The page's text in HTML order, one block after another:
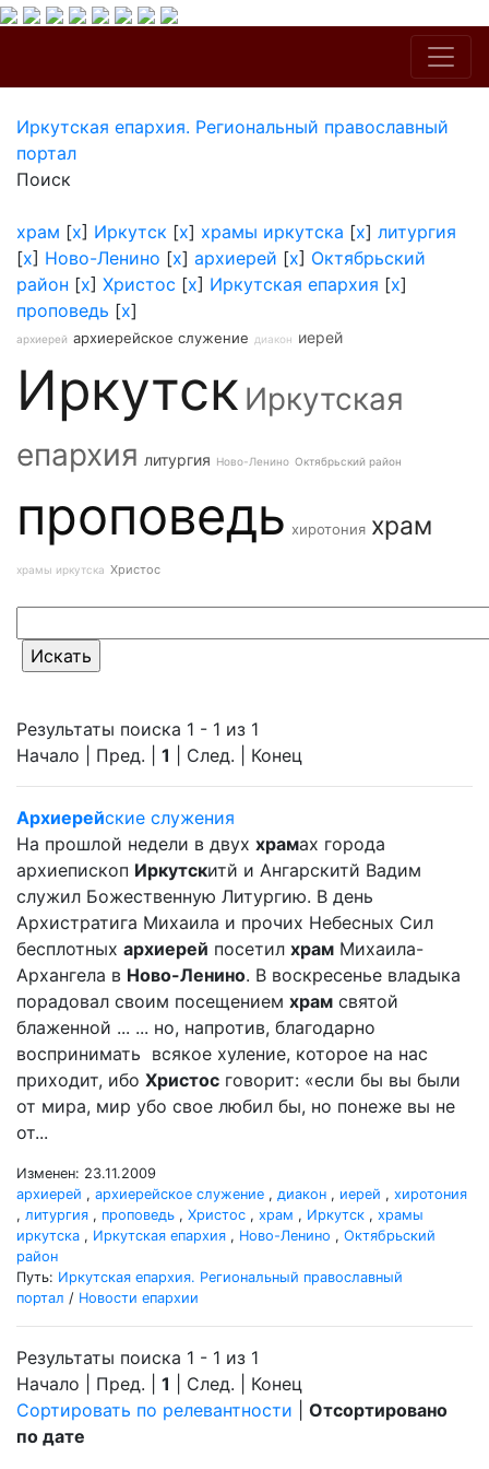
Иркутская епархия. Региональный православный
портал
Поиск
храм [x] Иркутск [x] храмы иркутска [x] литургия
[x] Ново-Ленино [x] архиерей [x] Октябрьский
район [x] Христос [x] Иркутская епархия [x]
проповедь [x]
архиерей архиерейское служение диакон иерей
Иркутск Иркутская
епархия литургия Ново-Ленино Октябрьский район
проповедь хиротония храм
храмы иркутска Христос
Результаты поиска 1 - 1 из 1
Начало | Пред. | 1 | След. | Конец
Архиерейские служения
На прошлой недели в двух храмах города
архиепископ Иркутскитй и Ангарскитй Вадим
служил Божественную Литургию. В день
Архистратига Михаила и прочих Небесных Сил
бесплотных архиерей посетил храм Михаила-
Архангела в Ново-Ленино. В воскресенье владыка
порадовал своим посещением храм святой
блаженной ... ... но, напротив, благодарно
воспринимать всякое хуление, которое на нас
приходит, ибо Христос говорит: «если бы вы были
от мира, мир убо свое любил бы, но понеже вы не
от...
Изменен: 23.11.2009
архиерей , архиерейское служение , диакон , иерей , хиротония
, литургия , проповедь , Христос , храм , Иркутск , храмы
иркутска , Иркутская епархия , Ново-Ленино , Октябрьский
район
Путь: Иркутская епархия. Региональный православный
портал / Новости епархии
Результаты поиска 1 - 1 из 1
Начало | Пред. | 1 | След. | Конец
Сортировать по релевантности
Отсортировано
по дате